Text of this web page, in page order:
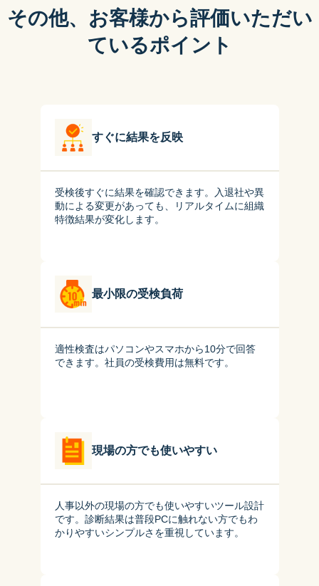
その他、お客様から評価いただい
ているポイント
すぐに結果を反映
受検後すぐに結果を確認できます。入退社や異
動による変更があっても、リアルタイムに組織
特徴結果が変化します。
最小限の受検負荷
適性検査はパソコンやスマホから10分で回答
できます。社員の受検費用は無料です。
現場の方でも使いやすい
人事以外の現場の方でも使いやすいツール設計
です。診断結果は普段PCに触れない方でもわ
かりやすいシンプルさを重視しています。